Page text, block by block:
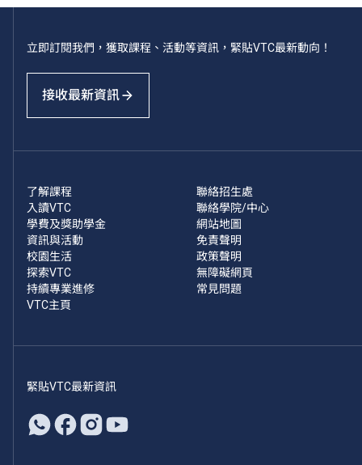
立即訂閱我們，獲取課程、活動等資訊，緊貼VTC最新動向！
接收最新資訊
了解課程
入讀VTC
學費及獎助學金
資訊與活動
校園生活
探索VTC
持續專業進修
VTC主頁
聯絡招生處
聯絡學院/中心
網站地圖
免責聲明
政策聲明
無障礙網頁
常見問題
緊貼VTC最新資訊